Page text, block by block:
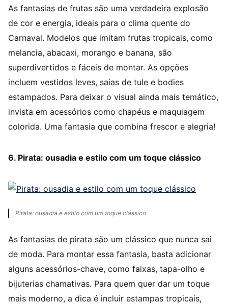
As fantasias de frutas são uma verdadeira explosão
de cor e energia, ideais para o clima quente do
Carnaval. Modelos que imitam frutas tropicais, como
melancia, abacaxi, morango e banana, são
superdivertidos e fáceis de montar. As opções
incluem vestidos leves, saias de tule e bodies
estampados. Para deixar o visual ainda mais temático,
invista em acessórios como chapéus e maquiagem
colorida. Uma fantasia que combina frescor e alegria!
6. Pirata: ousadia e estilo com um toque clássico
Pirata: ousadia e estilo com um toque clássico
As fantasias de pirata são um clássico que nunca sai
de moda. Para montar essa fantasia, basta adicionar
alguns acessórios-chave, como faixas, tapa-olho e
bijuterias chamativas. Para quem quer dar um toque
mais moderno, a dica é incluir estampas tropicais,